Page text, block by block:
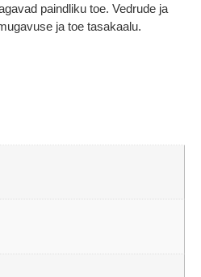
paindliku toe. Vedrude ja
ja toe tasakaalu.